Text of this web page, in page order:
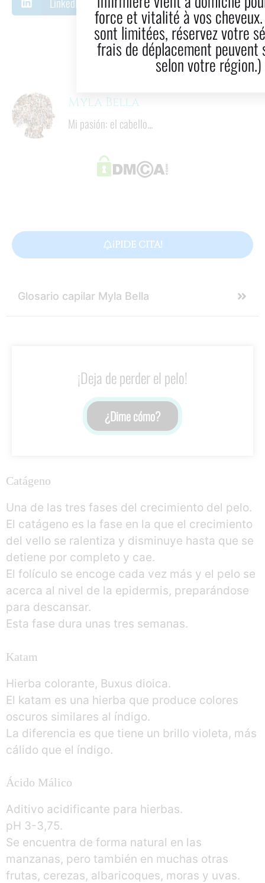
Tiempo de lectura
9
  minutos
Myla Bella
Mi pasión: el cabello...
¡PIDE CITA!
Glosario capilar Myla Bella
¡Deja de perder el pelo!
¿Dime cómo?
Catágeno
Una de las tres fases del crecimiento del pelo.
El catágeno es la fase en la que el crecimiento
del vello se ralentiza y disminuye hasta que se
detiene por completo y cae.
El folículo se encoge cada vez más y el pelo se
acerca al nivel de la epidermis, preparándose
para descansar.
Esta fase dura unas tres semanas.
Katam
Hierba colorante, Buxus dioica.
El katam es una hierba que produce colores
oscuros similares al índigo.
La diferencia es que tiene un brillo violeta, más
cálido que el índigo.
Ácido Málico
Aditivo acidificante para hierbas.
pH 3-3,75.
Se encuentra de forma natural en las
manzanas, pero también en muchas otras
frutas, cerezas, albaricoques, moras y uvas.
force et vitalité à vos cheveux. Les places
sont limitées, réservez votre séance. (Des
frais de déplacement peuvent s'appliquer
selon votre région.)